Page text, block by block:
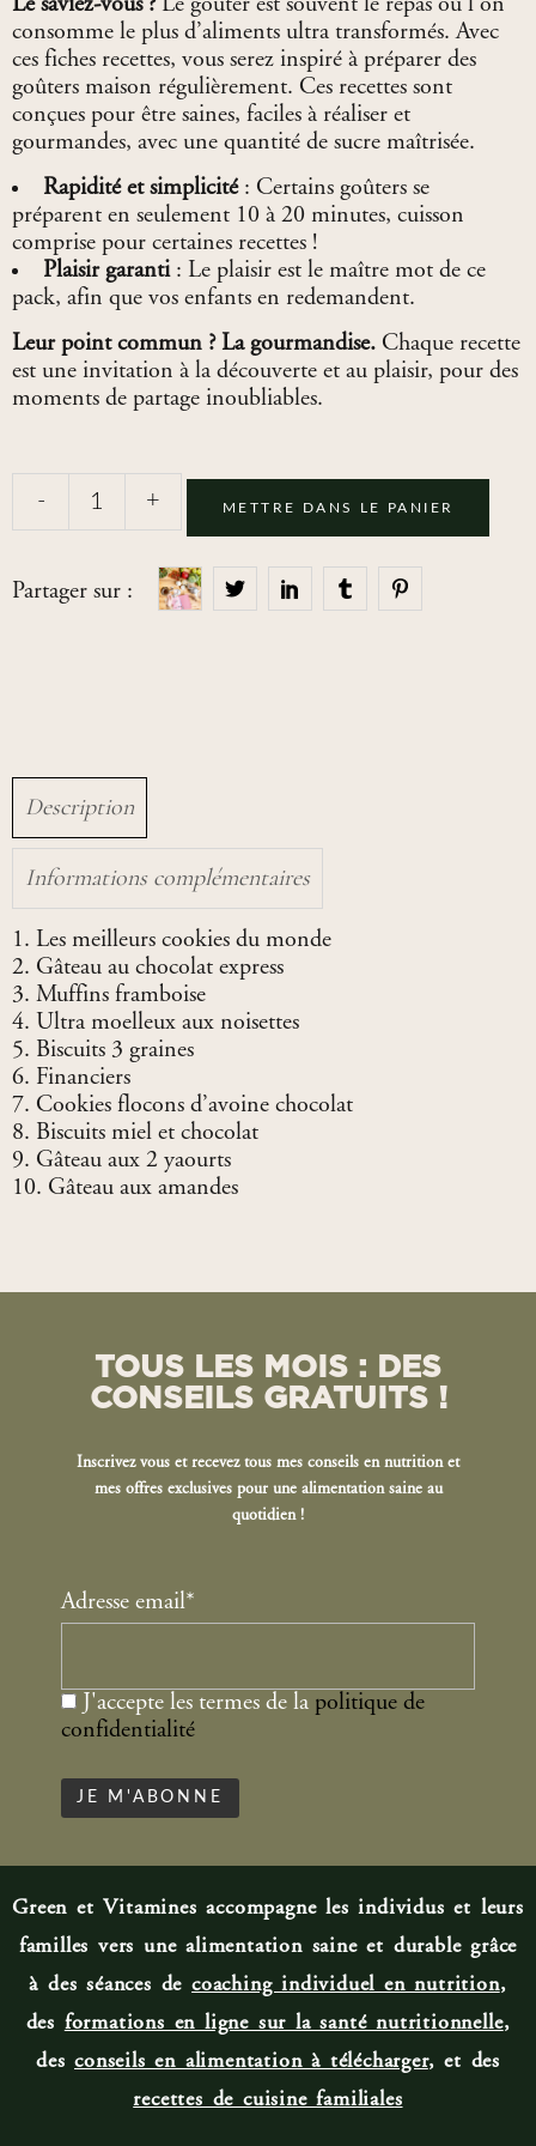
Le saviez-vous ?Le goûter est souvent le repas où l’on
consomme le plus d’aliments ultra transformés. Avec
ces fiches recettes, vous serez inspiré à préparer des
goûters maison régulièrement. Ces recettes sont
conçues pour être saines, faciles à réaliser et
gourmandes, avec une quantité de sucre maîtrisée.
Rapidité et simplicité: Certains goûters se
préparent en seulement 10 à 20 minutes, cuisson
comprise pour certaines recettes !
Plaisir garanti: Le plaisir est le maître mot de ce
pack, afin que vos enfants en redemandent.
Leur point commun ? La gourmandise. Chaque recette
est une invitation à la découverte et au plaisir, pour des
moments de partage inoubliables.
- + METTRE DANS LE PANIER
Partager sur :
Description
Informations complémentaires
Les meilleurs cookies du monde
Gâteau au chocolat express
Muffins framboise
Ultra moelleux aux noisettes
Biscuits 3 graines
Financiers
Cookies flocons d’avoine chocolat
Biscuits miel et chocolat
Gâteau aux 2 yaourts
Gâteau aux amandes
TOUS LES MOIS : DES
CONSEILS GRATUITS !
Inscrivez vous et recevez tous mes conseils en nutrition et
mes offres exclusives pour une alimentation saine au
quotidien !
Adresse email*
J'accepte les termes de la politique de
confidentialité
Green et Vitamines accompagne les individus et leurs
familles vers une alimentation saine et durable grâce
à des séances decoaching individuel en nutrition,
des formations en ligne sur la santé nutritionnelle,
desconseils en alimentation à télécharger, et des
recettes de cuisine familiales